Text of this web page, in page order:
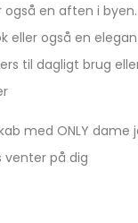
også en aften i
eller også en
til dagligt brug
med ONLY dame
venter på dig